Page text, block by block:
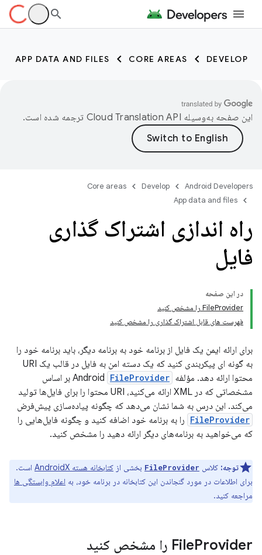
DEVELOP
CORE AREAS
APP DATA AND FILES
این صفحه به‌وسیله ترجمه شده است.
Android Developers
Develop
Core areas
App data and files
راه اندازی اشتراک گذاری
فایل
در این صفحه
FileProvider را مشخص کنید
فهرست های قابل اشتراک گذاری را مشخص کنید
برای ارائه ایمن یک فایل از برنامه خود به برنامه دیگر، باید برنامه خود را
به گونه ای پیکربندی کنید که یک دسته امن به فایل در قالب یک URI
محتوا ارائه دهد. مؤلفه Android FileProvider
بر اساس
مشخصاتی که در XML ارائه می‌کنید، URI محتوا را برای فایل‌ها تولید
می‌کند. این درس به شما نشان می‌دهد که چگونه پیاده‌سازی پیش‌فرض
FileProvider را به برنامه خود اضافه کنید و چگونه فایل‌هایی را
که می‌خواهید به برنامه‌های دیگر ارائه دهید را مشخص کنید.
توجه: کلاس FileProvider بخشی از کتابخانه هسته AndroidX
است.
برای اطلاعات در مورد گنجاندن این کتابخانه در برنامه خود، به اعلام وابستگی ها
مراجعه کنید.
FileProvider را مشخص کنید